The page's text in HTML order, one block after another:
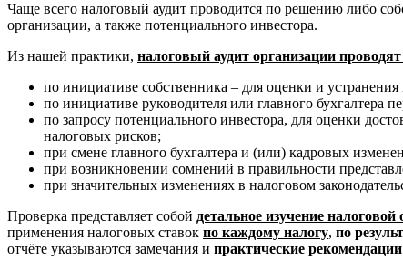
Чаще всего налоговый аудит проводится по решению либо
организации, а также потенциального инвестора.
Из нашей практики, налоговый аудит организации
по инициативе собственника – для оценки и
по инициативе руководителя или главного бухгалтера
по запросу потенциального инвестора, для оценки
налоговых рисков;
при смене главного бухгалтера и (или) кадровых
при возникновении сомнений в правильности
при значительных изменениях в налоговом
Проверка представляет собой детальное изучение налоговой
применения налоговых ставок по каждому налогу, по
отчёте указываются замечания и практические